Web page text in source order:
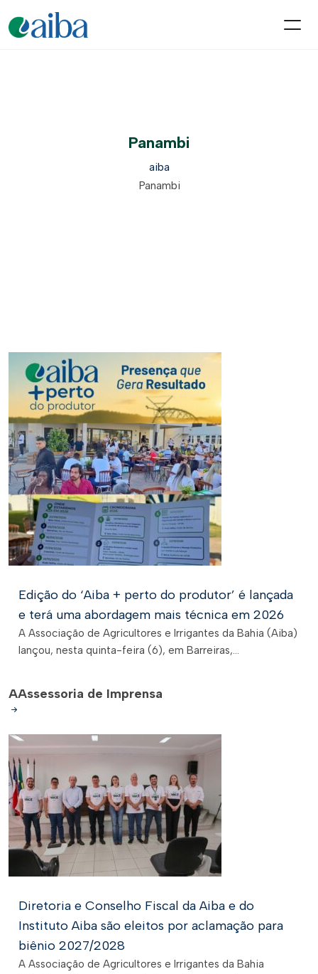
Panambi
aiba
Panambi
Edição do ‘Aiba + perto do produtor’ é lançada
e terá uma abordagem mais técnica em 2026
A Associação de Agricultores e Irrigantes da Bahia (Aiba)
lançou, nesta quinta-feira (6), em Barreiras,...
AAssessoria de Imprensa
Diretoria e Conselho Fiscal da Aiba e do
Instituto Aiba são eleitos por aclamação para
biênio 2027/2028
A Associação de Agricultores e Irrigantes da Bahia